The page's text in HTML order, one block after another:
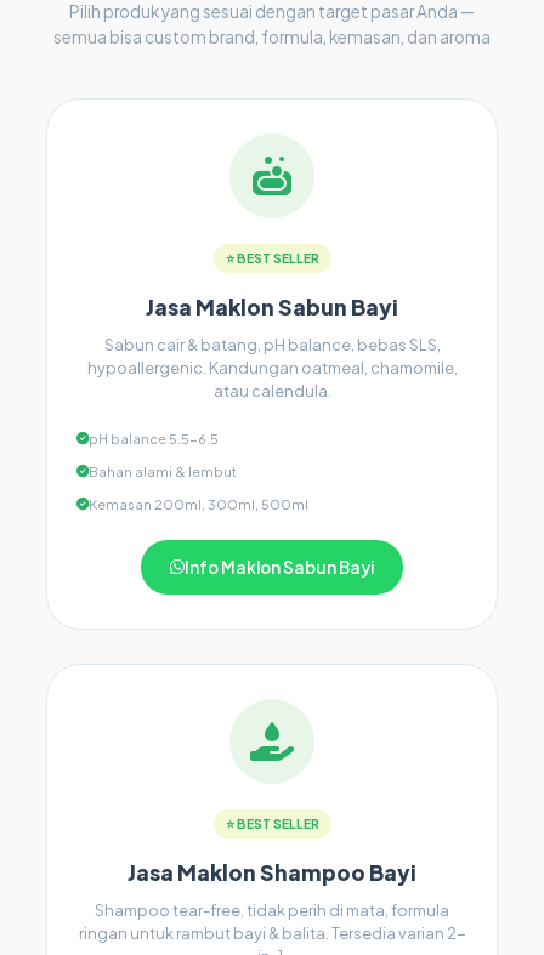
Pilih produk yang sesuai dengan target pasar Anda —
semua bisa custom brand, formula, kemasan, dan aroma
⭐ BEST SELLER
Jasa Maklon Sabun Bayi
Sabun cair & batang, pH balance, bebas SLS,
hypoallergenic. Kandungan oatmeal, chamomile,
atau calendula.
pH balance 5.5-6.5
Bahan alami & lembut
Kemasan 200ml, 300ml, 500ml
Info Maklon Sabun Bayi
⭐ BEST SELLER
Jasa Maklon Shampoo Bayi
Shampoo tear-free, tidak perih di mata, formula
ringan untuk rambut bayi & balita. Tersedia varian 2-